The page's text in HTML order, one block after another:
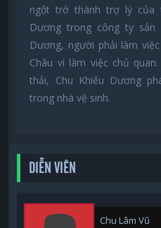
ngột trở thành trợ lý của
Dương trong công ty sản
Dương, người phải làm
Châu vì làm việc chủ
thải, Chu Khiếu Dương
trong nhà vệ sinh.
DIỄN VIÊN
Chu Lâm Vũ